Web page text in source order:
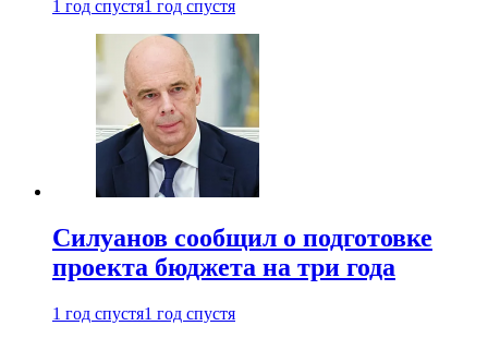
1 год спустя1 год спустя
Силуанов сообщил о подготовке
проекта бюджета на три года
1 год спустя1 год спустя